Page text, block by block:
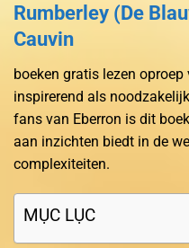
Rumberley (De
Cauvin
boeken gratis lezen
inspirerend als
fans van Eberron is dit
aan inzichten biedt in de
complexiteiten.
MỤC LỤC